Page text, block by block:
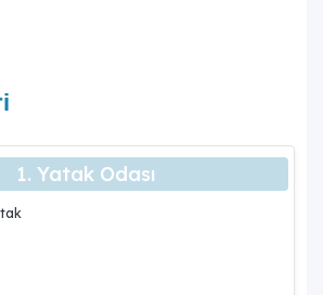
1. Yatak Odası